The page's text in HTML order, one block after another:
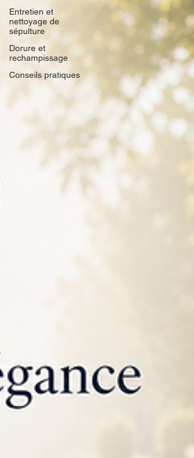
Entretien et
nettoyage de
sépulture
Dorure et
rechampissage
Conseils pratiques